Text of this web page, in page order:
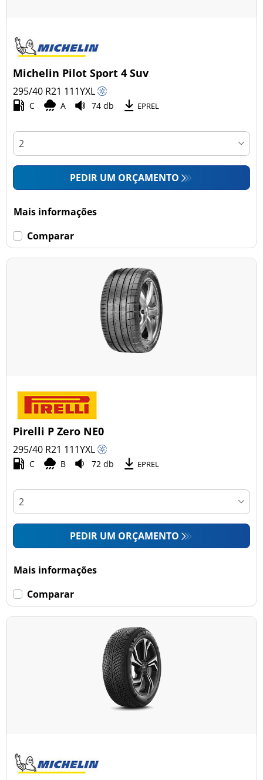
Michelin Pilot Sport 4 Suv
295/40 R21 111YXL
C A 74 db EPREL
PEDIR UM ORÇAMENTO
Mais informações
Comparar
Pirelli P Zero NE0
295/40 R21 111YXL
C B 72 db EPREL
PEDIR UM ORÇAMENTO
Mais informações
Comparar